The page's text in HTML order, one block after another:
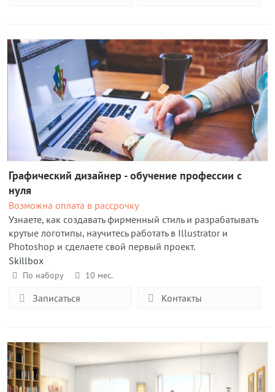
Графический дизайнер - обучение профессии с
нуля
Возможна оплата в рассрочку
Узнаете, как создавать фирменный стиль и разрабатывать
крутые логотипы, научитесь работать в Illustrator и
Photoshop и сделаете свой первый проект.
Skillbox
По набору 10 мес.
Записаться Контакты